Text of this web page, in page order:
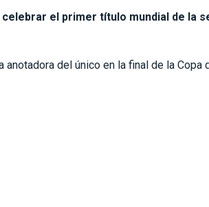
el primer título mundial de la
del único en la final de la